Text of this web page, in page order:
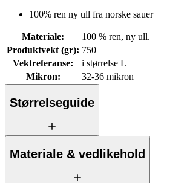
100% ren ny ull fra norske sauer
Materiale:
100 % ren, ny ull.
Produktvekt (gr): 750
Vektreferanse:
i størrelse L
Mikron: 32-36 mikron
Størrelseguide
Materiale & vedlikehold